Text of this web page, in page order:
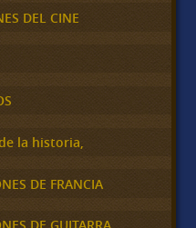
DEL CINE
la historia,
DE FRANCIA